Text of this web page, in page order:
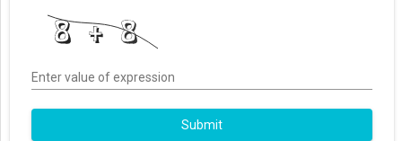
Enter value of expression
Submit